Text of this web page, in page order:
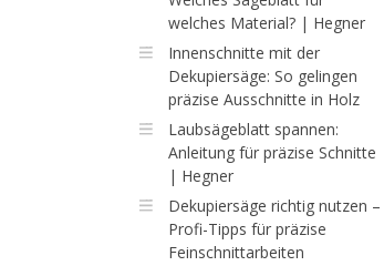
welches Material? | Hegner
Innenschnitte mit der
Dekupiersäge: So gelingen
präzise Ausschnitte in Holz
Laubsägeblatt spannen:
Anleitung für präzise Schnitte
| Hegner
Dekupiersäge richtig nutzen –
Profi-Tipps für präzise
Feinschnittarbeiten